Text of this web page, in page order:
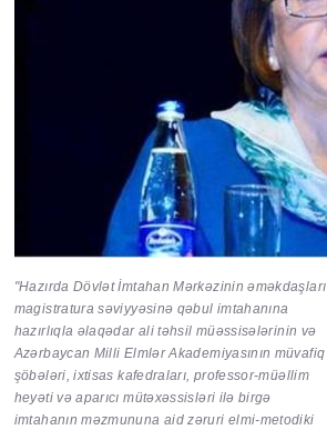
"Hazırda Dövlət İmtahan Mərkəzinin əməkdaşları
magistratura səviyyəsinə qəbul imtahanına
hazırlıqla əlaqədar ali təhsil müəssisələrinin və
Azərbaycan Milli Elmlər Akademiyasının müvafiq
şöbələri, ixtisas kafedraları, professor-müəllim
heyəti və aparıcı mütəxəssisləri ilə birgə
imtahanın məzmununa aid zəruri elmi-metodiki